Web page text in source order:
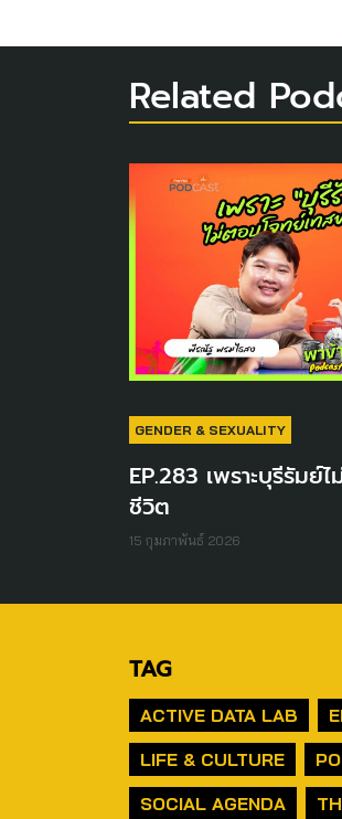
Related
GENDER & SEXUALITY
EP.283 เพราะบุรีรัมย์
ชีวิต
15 กุมภาพันธ์ 2026
TAG
ACTIVE DATA LAB
LIFE & CULTURE
SOCIAL AGENDA